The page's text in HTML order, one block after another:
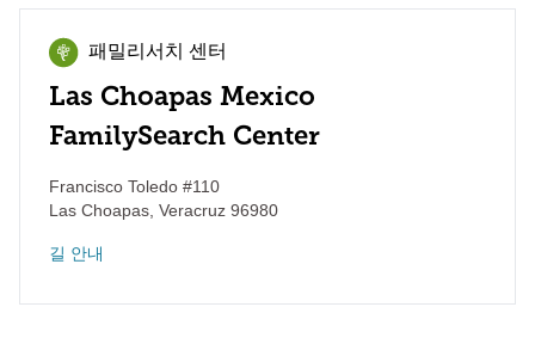
패밀리서치 센터
Las Choapas Mexico
FamilySearch Center
Francisco Toledo #110
Las Choapas Veracruz 96980
길 안내